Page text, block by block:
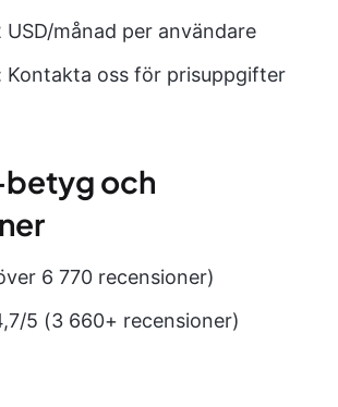
USD/månad per användare
Kontakta oss för prisuppgifter
och
6 770 recensioner)
5 (3 660+ recensioner)